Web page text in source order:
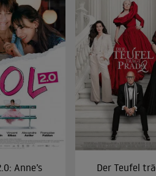
Anne’s
Der Teufel